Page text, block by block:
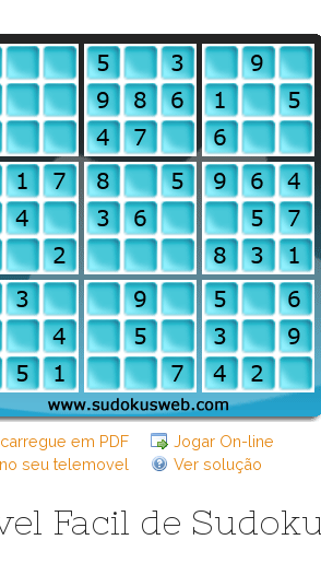
em PDF
Jogar On-line
seu telemovel
Ver solução
Facil de Sudoku